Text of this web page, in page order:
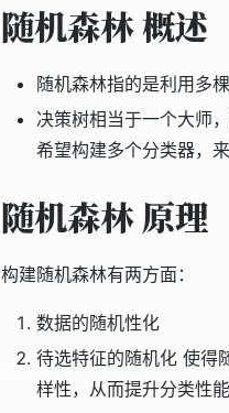
随机森林 概述
随机森林指的是利用多
决策树相当于一个大师
希望构建多个分类器，
随机森林 原理
构建随机森林有两方面：
数据的随机性化
待选特征的随机化 使得
样性，从而提升分类性能